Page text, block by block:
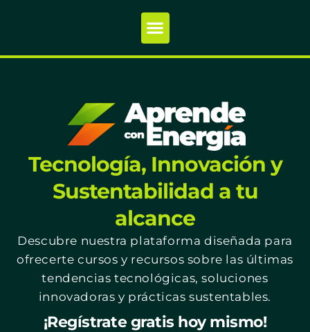
Tecnología, Innovación y
Sustentabilidad a tu
alcance
Descubre nuestra plataforma diseñada para
ofrecerte cursos y recursos sobre las últimas
tendencias tecnológicas, soluciones
innovadoras y prácticas sustentables.
¡Regístrate gratis hoy mismo!